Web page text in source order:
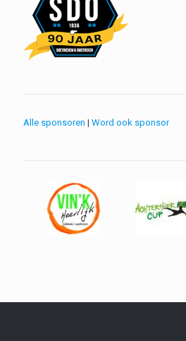
Alle sponsoren | Word ook sponsor